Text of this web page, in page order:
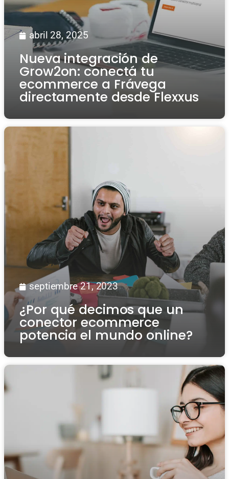
abril 28, 2025
Nueva integración de
Grow2on: conectá tu
ecommerce a Frávega
directamente desde Flexxus
septiembre 21, 2023
¿Por qué decimos que un
conector ecommerce
potencia el mundo online?